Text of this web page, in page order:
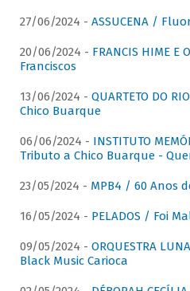
27/06/2024 - ASSUCENA /
20/06/2024 - FRANCIS HIME E
Franciscos
13/06/2024 - QUARTETO DO
Chico Buarque
06/06/2024 - INSTITUTO
Tributo a Chico Buarque -
23/05/2024 - MPB4 / 60 Anos
16/05/2024 - PELADOS / Foi
09/05/2024 - ORQUESTRA
Black Music Carioca